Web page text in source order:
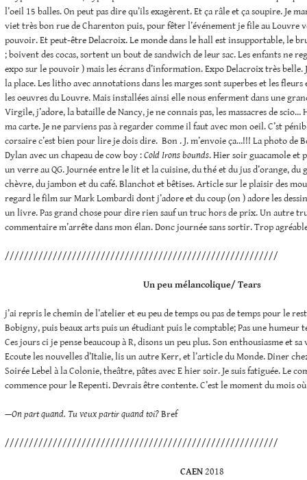
l’oeil 15 balles. On peut pas dire qu’ils exagèrent. Et ça râle et ça soupire. Je
viet très bon rue de Charenton puis, pour fêter l’événement je file au Louvre
pouvoir. Et peut-être Delacroix. Le monde dans le hall est insupportable, le
; boivent des cocas, sortent un bout de sandwich de leur sac. Les enfants ne
expo sur le pouvoir ) mais les écrans d’information. Expo Delacroix très belle.
la place. Les litho avec annotations dans les marges sont superbes et les fleurs
les oeuvres du Louvre. Mais installées ainsi elle nous enferment dans une
Virgile, j’adore, la bataille de Nancy, je ne connais pas, les massacres de scio…
ma carte. Je ne parviens pas à regarder comme il faut avec mon oeil. C’st
corsaire c’est bien pour lire je dois dire. Bon . J. m’envoie ça…!!! La photo de
Dylan avec un chapeau de cow boy :Cold Irons bounds. Hier soir guacamole et
un verre au QG. Journée entre le lit et la cuisine, du thé et du jus d’orange, du
chèvre, du jambon et du café. Blanchot et bêtises. Article sur le plaisir des
regard le film sur Mark Lombardi dont j’adore et du coup (on ) adore les
un livre. Pas grand chose pour dire rien sauf un truc hors de prix. Un autre
commentaire m’arrête dans mon élan. Donc journée sans sortir. Trop
/////////////////////////////////////////////////////////
Un peu mélancolique/ Tears
j’ai repris le chemin de l’atelier et eu peu de temps ou pas de temps pour le
Bobigny, puis beaux arts puis un étudiant puis le comptable; Pas une humeur
Ces jours ci je pense beaucoup à R, disons un peu plus. Son enthousiasme et
Ecoute les nouvelles d’Italie, lis un autre Kerr, et l’article du Monde. Diner
Soirée Lebel à la Colonie, theâtre, pâtes avec E hier soir. Je suis fatiguée. Le
commence pour le Repenti. Devrais être contente. C’est le moment du mois
—On part quand. Tu veux partir quand toi?Bref
/////////////////////////////////////////////////////////
CAEN2018